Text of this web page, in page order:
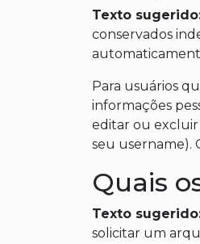
Texto
conservados
Para usuários
informações
editar ou excluir
seu username).
Quais
Texto
solicitar um